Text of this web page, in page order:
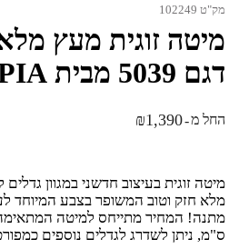
מק"ט 102249
מיטה זוגית מעץ
דגם 5039 מבית OLYMPIA
החל מ-
₪1,390
מיטה זוגית בעיצוב חדשני במגוון
מלא חזק וטוב המשופר בצבע המיוחד
ס"מ, ניתן לשדרג לגדלים נוספים